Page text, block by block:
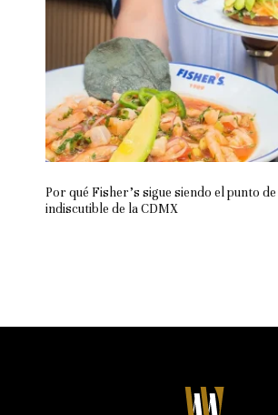
Por qué Fisher’s sigue siendo el punto
indiscutible de la CDMX